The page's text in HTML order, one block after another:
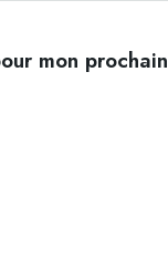
mon prochain